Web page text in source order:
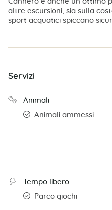
altre escursioni, sia sulla
sport acquatici spiccano
Servizi
Animali
Animali ammessi
Tempo libero
Parco giochi